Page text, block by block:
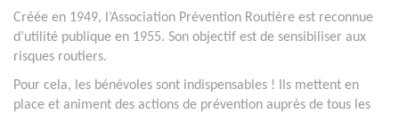
Créée en 1949, l’Association Prévention Routière est reconnue
d’utilité publique en 1955. Son objectif est de sensibiliser aux
risques routiers.
Pour cela, les bénévoles sont indispensables ! Ils mettent en
place et animent des actions de prévention auprès de tous les